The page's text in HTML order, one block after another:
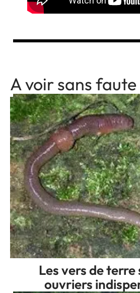
A voir sans faute
Les vers de terre
ouvriers